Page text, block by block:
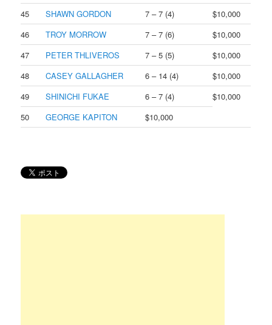
45
SHAWN GORDON 7 – 7 (4)
$10,000
46
TROY MORROW 7 – 7 (6)
$10,000
47
PETER THLIVEROS 7 – 5 (5)
$10,000
48
CASEY GALLAGHER 6 – 14 (4)
$10,000
49
SHINICHI FUKAE 6 – 7 (4)
$10,000
50
GEORGE KAPITON $10,000